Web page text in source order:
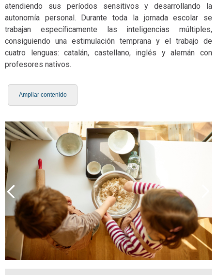
atendiendo sus períodos sensitivos y desarrollando la
autonomía personal. Durante toda la jornada escolar se
trabajan específicamente las inteligencias múltiples,
consiguiendo una estimulación temprana y el trabajo de
cuatro lenguas: catalán, castellano, inglés y alemán con
profesores nativos.
Ampliar contenido